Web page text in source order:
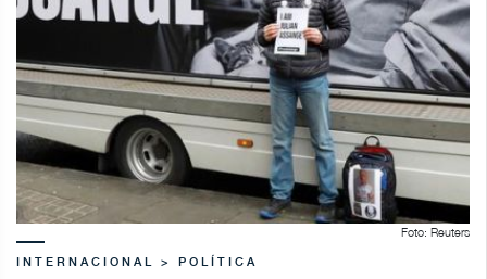
Foto: Reuters
INTERNACIONAL > POLÍTICA